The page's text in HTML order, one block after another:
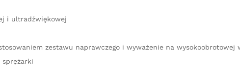
i ultradźwiękowej
zestawu naprawczego i wyważenie na wysokoobrotowej
sprężarki